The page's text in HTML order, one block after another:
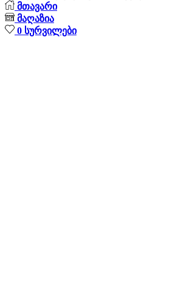
მთავარი
მაღაზია
0 სურვილები